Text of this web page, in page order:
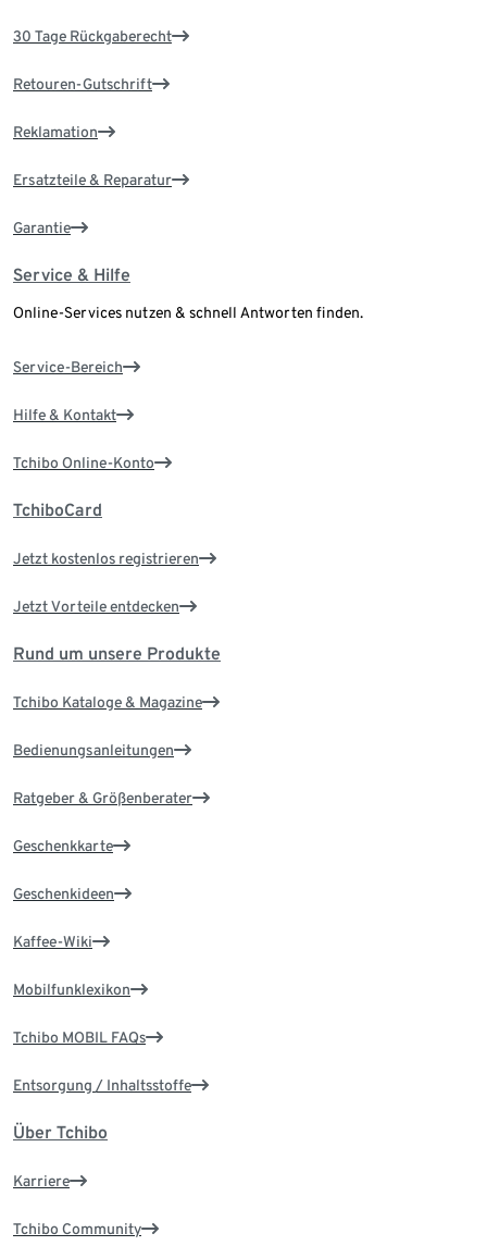
30 Tage Rückgaberecht
Retouren-Gutschrift
Reklamation
Ersatzteile & Reparatur
Garantie
Service & Hilfe
Online-Services nutzen & schnell Antworten finden.
Service-Bereich
Hilfe & Kontakt
Tchibo Online-Konto
TchiboCard
Jetzt kostenlos registrieren
Jetzt Vorteile entdecken
Rund um unsere Produkte
Tchibo Kataloge & Magazine
Bedienungsanleitungen
Ratgeber & Größenberater
Geschenkkarte
Geschenkideen
Kaffee-Wiki
Mobilfunklexikon
Tchibo MOBIL FAQs
Entsorgung / Inhaltsstoffe
Über Tchibo
Karriere
Tchibo Community